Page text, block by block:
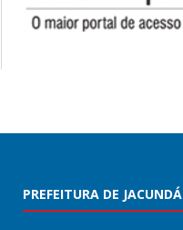
PREFEITURA DE JACUNDÁ